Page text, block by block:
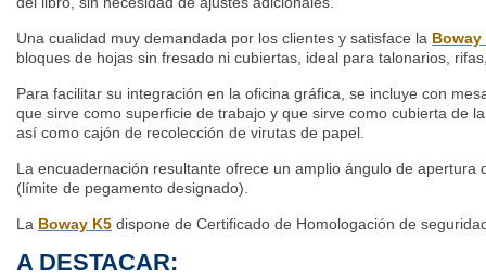
Una cualidad muy demandada por los clientes y satisface la Boway
bloques de hojas sin fresado ni cubiertas, ideal para talonarios,
Para facilitar su integración en la oficina gráfica, se incluye con
que sirve como superficie de trabajo y que sirve como cubierta de
así como cajón de recolección de virutas de papel.
La encuadernación resultante ofrece un amplio ángulo de apertura
(límite de pegamento designado).
La Boway K5 dispone de Certificado de Homologación de
A DESTACAR: